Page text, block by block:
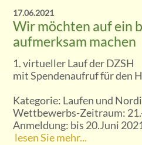
17.06.2021
Wir möchten auf ein
aufmerksam machen
1. virtueller Lauf der DZSH
mit Spendenaufruf für den
Kategorie: Laufen und
Wettbewerbs-Zeitraum:
Anmeldung: bis 20.Juni
lesen Sie mehr...